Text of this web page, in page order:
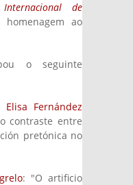
de
ao
o seguinte
Elisa Fernández
contraste entre
pretónica no
: "O artificio